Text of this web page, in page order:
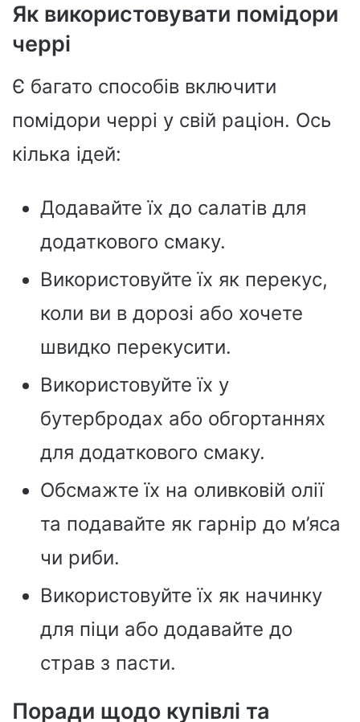
Як використовувати помідори
черрі
Є багато способів включити
помідори черрі у свій раціон. Ось
кілька ідей:
Додавайте їх до салатів для
додаткового смаку.
Використовуйте їх як перекус,
коли ви в дорозі або хочете
швидко перекусити.
Використовуйте їх у
бутербродах або обгортаннях
для додаткового смаку.
Обсмажте їх на оливковій олії
та подавайте як гарнір до м’яса
чи риби.
Використовуйте їх як начинку
для піци або додавайте до
страв з пасти.
Поради щодо купівлі та